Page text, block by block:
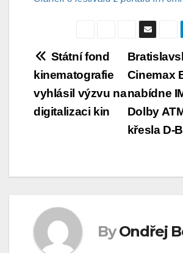
Navigace
pro
příspěvek
Cinemax
nabídne
Dolby
křesla D-
Státní fond
kinematografie
vyhlásil výzvu na
digitalizaci kin
By Ondřej